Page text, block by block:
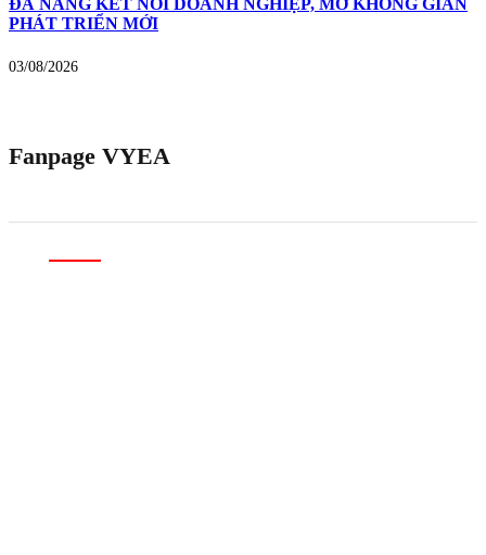
ĐÀ NẴNG KẾT NỐI DOANH NGHIỆP, MỞ KHÔNG GIAN
PHÁT TRIỂN MỚI
03/08/2026
Fanpage VYEA